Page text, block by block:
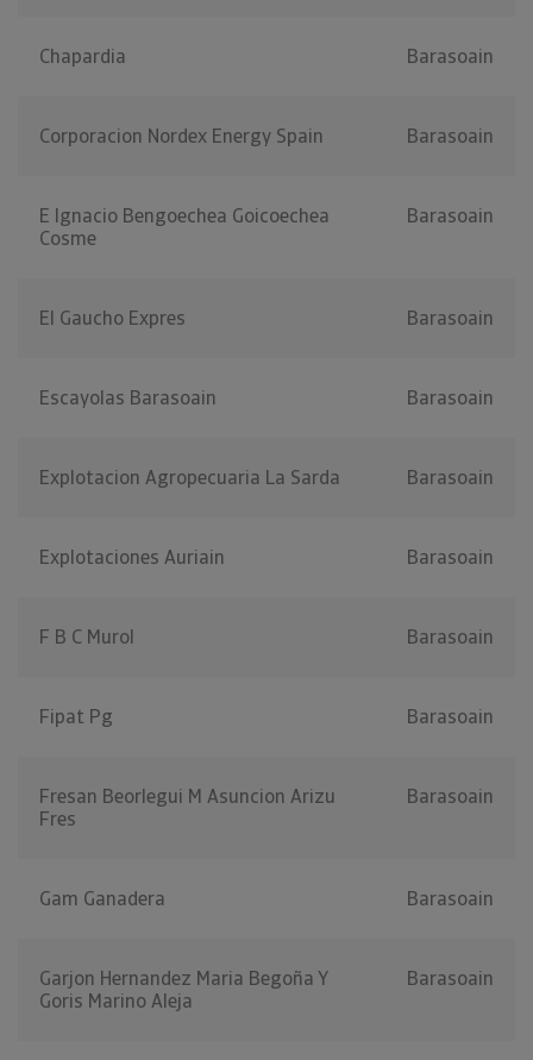
Chapardia Barasoain
Corporacion Nordex Energy Spain Barasoain
E Ignacio Bengoechea Goicoechea
Cosme
Barasoain
El Gaucho Expres Barasoain
Escayolas Barasoain Barasoain
Explotacion Agropecuaria La Sarda Barasoain
Explotaciones Auriain Barasoain
F B C Murol Barasoain
Fipat Pg Barasoain
Fresan Beorlegui M Asuncion Arizu
Fres
Barasoain
Gam Ganadera Barasoain
Garjon Hernandez Maria Begoña Y
Goris Marino Aleja
Barasoain